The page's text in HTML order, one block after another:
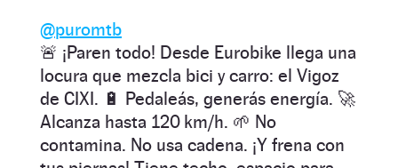
@puromtb
🚨 ¡Paren todo! Desde Eurobike llega una
locura que mezcla bici y carro: el Vigoz
de CIXI. 🔋 Pedaleás, generás energía. 🚀
Alcanza hasta 120 km/h. 🌱 No
contamina. No usa cadena. ¡Y frena con